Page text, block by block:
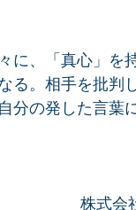
に、「真心」を
る。相手を批判
分の発した言葉
株式会